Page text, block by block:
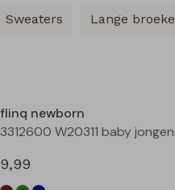
Sweaters Lange
flinq newborn
9,99